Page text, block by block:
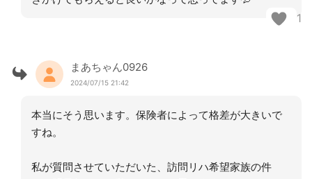
1
まあちゃん0926
2024/07/15 21:42
本当にそう思います。保険者によって格差が大きいで
すね。
私が質問させていただいた、訪問リハ希望家族の件